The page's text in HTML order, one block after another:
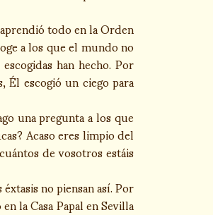
todo en la Orden
a los que el mundo no
han hecho. Por
Él escogió un ciego para
una pregunta a los que
Acaso eres limpio del
de vosotros estáis
no piensan así. Por
la Casa Papal en Sevilla